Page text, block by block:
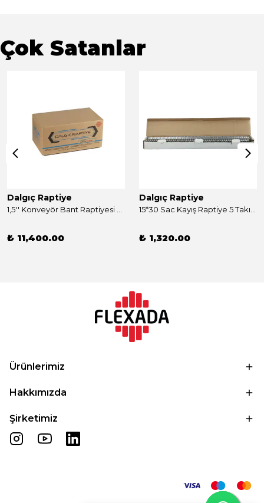
Çok Satanlar
Dalgıç Raptiye
₺ 11,400.00
Dalgıç Raptiye
₺ 1,320.00
Ürünlerimiz
Hakkımızda
Şirketimiz